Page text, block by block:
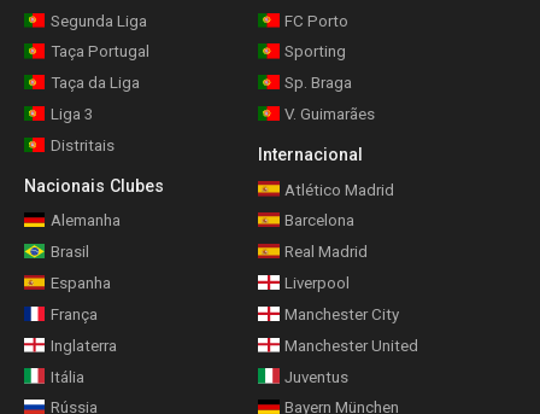
Segunda Liga
Taça Portugal
Taça da Liga
Liga 3
Distritais
Nacionais Clubes
Alemanha
Brasil
Espanha
França
Inglaterra
Itália
Rússia
FC Porto
Sporting
Sp. Braga
V. Guimarães
Internacional
Atlético Madrid
Barcelona
Real Madrid
Liverpool
Manchester City
Manchester United
Juventus
Bayern München